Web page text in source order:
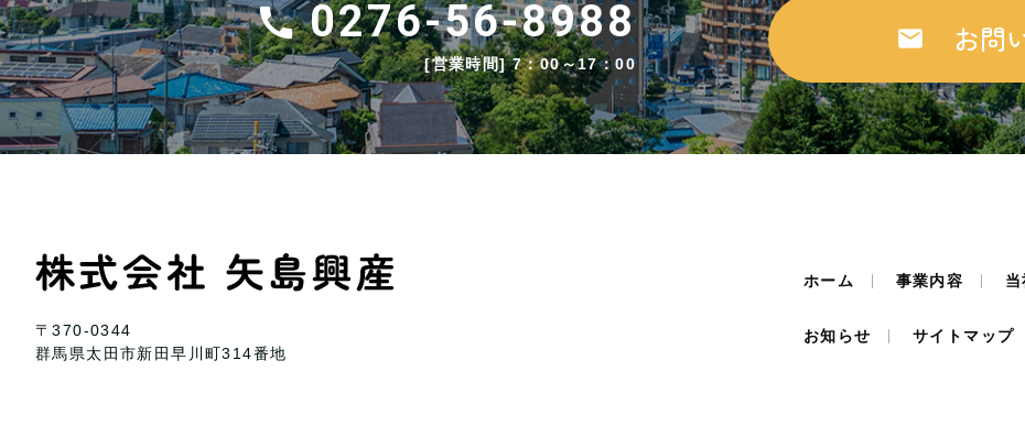
0276-56-8988
[営業時間] 7：00～17：00
お問
〒370-0344
群馬県太田市新田早川町314番地
ホーム 事業内容
お知らせ サイトマップ